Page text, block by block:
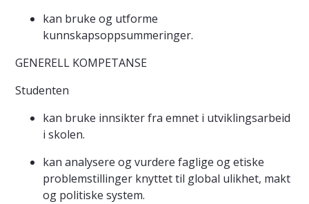
kan bruke og utforme
kunnskapsoppsummeringer.
GENERELL KOMPETANSE
Studenten
kan bruke innsikter fra emnet i utviklingsarbeid
i skolen.
kan analysere og vurdere faglige og etiske
problemstillinger knyttet til global ulikhet, makt
og politiske system.